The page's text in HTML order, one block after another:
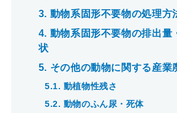
3. 動物系固形不要物の処理方
4. 動物系固形不要物の排出量
状
5. その他の動物に関する産業
5.1. 動植物性残さ
5.2. 動物のふん尿・死体